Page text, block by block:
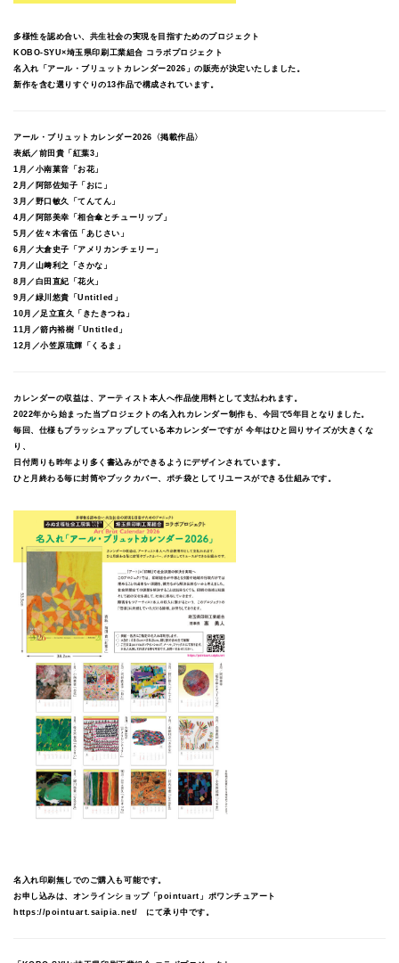
多様性を認め合い、共生社会の実現を目指すためのプロジェクト
KOBO-SYU×埼玉県印刷工業組合 コラボプロジェクト
名入れ「アール・ブリュットカレンダー2026」の販売が決定いたしました。
新作を含む選りすぐりの13作品で構成されています。
アール・ブリュットカレンダー2026〈掲載作品〉
表紙／前田貴「紅葉3」
1月／小南菓音「お花」
2月／阿部佐知子「おに」
3月／野口敏久「てんてん」
4月／阿部美幸「相合傘とチューリップ」
5月／佐々木省伍「あじさい」
6月／大倉史子「アメリカンチェリー」
7月／山﨑利之「さかな」
8月／白田直紀「花火」
9月／緑川悠貴「Untitled」
10月／足立直久「きたきつね」
11月／箭内裕樹「Untitled」
12月／小笠原琉輝「くるま」
カレンダーの収益は、アーティスト本人へ作品使用料として支払われます。
2022年から始まった当プロジェクトの名入れカレンダー制作も、今回で5年目となりました。
毎回、仕様もブラッシュアップしている本カレンダーですが 今年はひと回りサイズが大きくな
り、
日付周りも昨年より多く書込みができるようにデザインされています。
ひと月終わる毎に封筒やブックカバー、ポチ袋としてリユースができる仕組みです。
名入れ印刷無しでのご購入も可能です。
お申し込みは、オンラインショップ「pointuart」ポワンチュアート
https://pointuart.saipia.net/ にて承り中です。